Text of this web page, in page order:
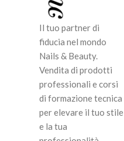
Il tuo partner di
fiducia nel mondo
Nails & Beauty.
Vendita di prodotti
professionali e corsi
di formazione tecnica
per elevare il tuo stile
e la tua